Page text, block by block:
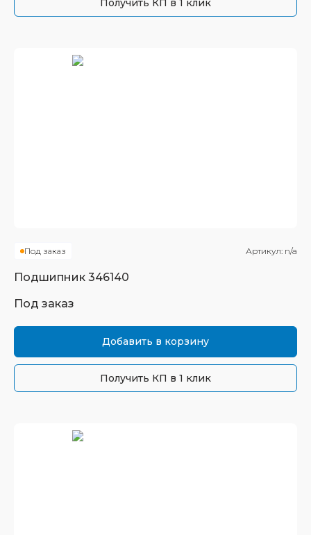
Получить КП в 1 клик
Под заказ Артикул: n/a
Подшипник 346140
Под заказ
Добавить в корзину
Получить КП в 1 клик